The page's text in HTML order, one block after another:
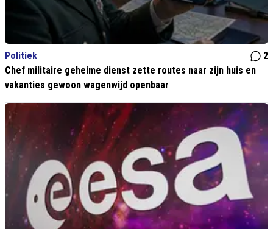
Politiek
2
Chef militaire geheime dienst zette routes naar zijn huis en
vakanties gewoon wagenwijd openbaar